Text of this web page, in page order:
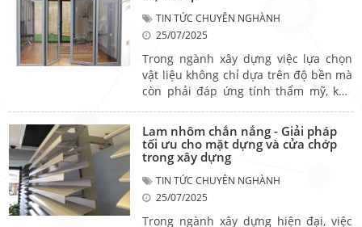
nhôm là gì, thuộc nhóm mấy, và tại
sao loại kim loại này lại được sử dụng
nhiều đến vậy? Hãy cùng tìm hiểu qua
bài viết dưới đây.
TIN TỨC CHUYÊN NGHÀNH
25/07/2025
Trong ngành xây dựng việc lựa chọn
vật liệu không chỉ dựa trên độ bền mà
còn phải đáp ứng tính thẩm mỹ, khả
thi công,.. Một trong những dòng vật
liệu được ứng dụng rộng rãi, đặc biệt
trong thi công cửa và mặt dựng, là
nhôm Việt Pháp – dòng nhôm định
hình được nhiều nhà thầu và gia chủ
tin tưởng. Vậy nhôm Việt Pháp là gì, có
những mẫu mã, thông số kỹ thuật và
Lam nhôm chắn nắng - Giải pháp
tối ưu cho mặt dựng và cửa chớp
trong xây dựng
TIN TỨC CHUYÊN NGHÀNH
25/07/2025
Trong ngành xây dựng hiện đại, việc